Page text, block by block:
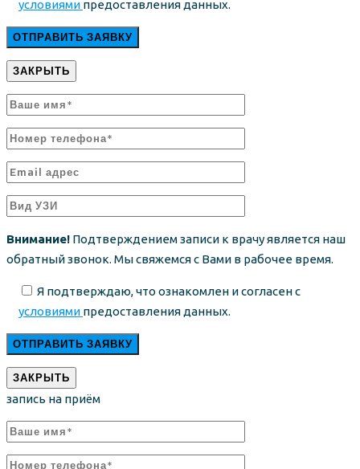
условиями предоставления данных.
ЗАКРЫТЬ
Внимание! Подтверждением записи к врачу является наш
обратный звонок. Мы свяжемся с Вами в рабочее время.
Я подтверждаю, что ознакомлен и согласен с
условиями предоставления данных.
ЗАКРЫТЬ
запись на приём